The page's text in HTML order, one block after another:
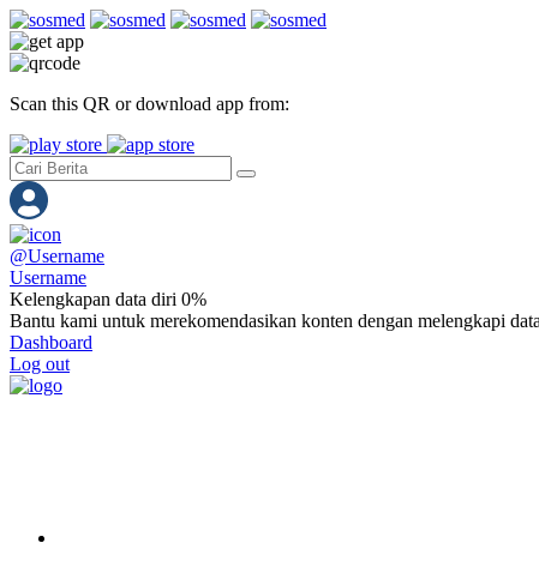
Scan this QR or download app from:
@Username
Username
Kelengkapan data diri 0%
Bantu kami untuk merekomendasikan konten dengan melengkapi
Dashboard
Log out